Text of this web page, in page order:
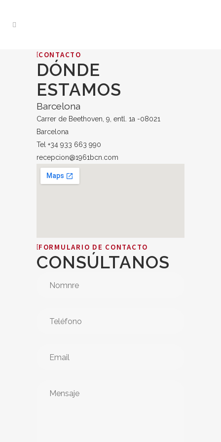
CONTACTO
DÓNDE
ESTAMOS
Barcelona
Carrer de Beethoven, 9, entl. 1a -08021
Barcelona
Tel +34 933 663 990
recepcion@1961bcn.com
FORMULARIO DE CONTACTO
CONSÚLTANOS